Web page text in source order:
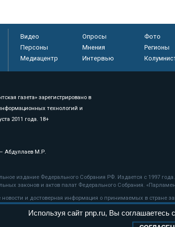
Видео Опросы
Фото
Персоны
Мнения
Регионы
Медиацентр
Интервью
газета» зарегистрировано в
технологий и
2011 года. 18+
Абдуллаев М.Р.
издание Федерального Собрания РФ. Издается с 1997
законов и актов палат Федерального Собрания.
и достоверная информация о принимаемых в стране
обязательна.
технологии
Используя сайт pnp.ru, Вы соглашаетесь с